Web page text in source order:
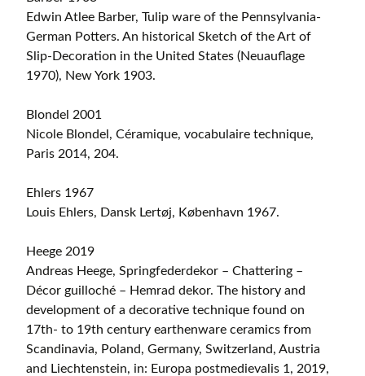
Edwin Atlee Barber, Tulip ware of the Pennsylvania-
German Potters. An historical Sketch of the Art of
Slip-Decoration in the United States (Neuauflage
1970), New York 1903.
Blondel 2001
Nicole Blondel, Céramique, vocabulaire technique,
Paris 2014, 204.
Ehlers 1967
Louis Ehlers, Dansk Lertøj, København 1967.
Heege 2019
Andreas Heege, Springfederdekor – Chattering –
Décor guilloché – Hemrad dekor. The history and
development of a decorative technique found on
17th- to 19th century earthenware ceramics from
Scandinavia, Poland, Germany, Switzerland, Austria
and Liechtenstein, in: Europa postmedievalis 1, 2019,